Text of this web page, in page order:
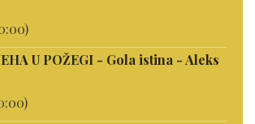
U POŽEGI - Gola istina - Aleks